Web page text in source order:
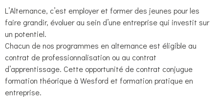
L’Alternance, c’est employer et former des jeunes pour les
faire grandir, évoluer au sein d’une entreprise qui investit sur
un potentiel.
Chacun de nos programmes en alternance est éligible au
contrat de professionnalisation ou au contrat
d’apprentissage. Cette opportunité de contrat conjugue
formation théorique à Wesford et formation pratique en
entreprise.